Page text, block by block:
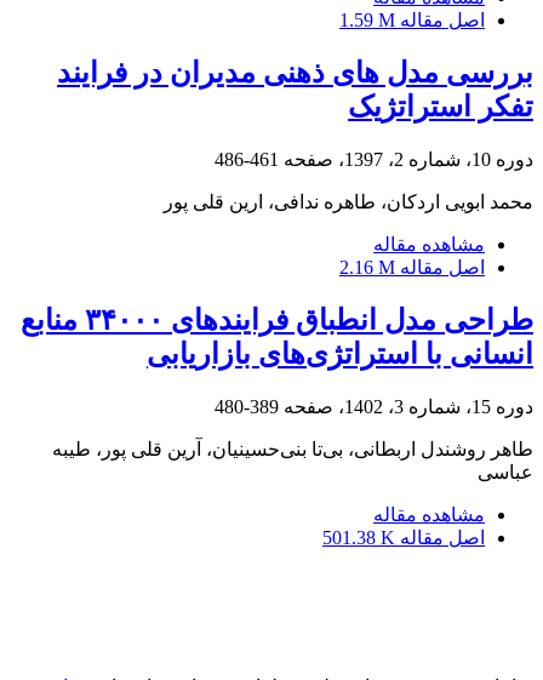
اصل مقاله 1.59 M
بررسی مدل های ذهنی مدیران در فرایند
تفکر استراتژیک
دوره 10، شماره 2، 1397، صفحه 461-486
محمد ابویی اردکان، طاهره ندافی، ارین قلی پور
مشاهده مقاله
اصل مقاله 2.16 M
طراحی مدل انطباق فرایندهای ۳۴۰۰۰ منابع
انسانی با استراتژی‌های بازاریابی
دوره 15، شماره 3، 1402، صفحه 389-480
طاهر روشندل اربطانی، بی‌تا بنی‌حسینیان، آرین قلی پور، طیبه
عباسی
مشاهده مقاله
اصل مقاله 501.38 K